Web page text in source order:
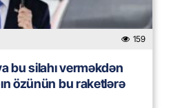
159
bu silahı verməkdən
özünün bu raketlərə